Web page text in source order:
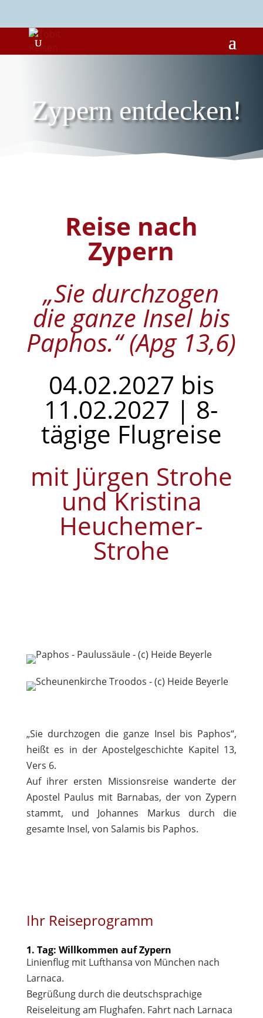
Zypern entdecken!
Reise nach
Zypern
„Sie durchzogen
die ganze Insel bis
Paphos.“ (Apg 13,6)
04.02.2027 bis
11.02.2027 | 8-
tägige Flugreise
mit Jürgen Strohe
und Kristina
Heuchemer-
Strohe
„Sie durchzogen die ganze Insel bis Paphos“,
heißt es in der Apostelgeschichte Kapitel 13,
Vers 6.
Auf ihrer ersten Missionsreise wanderte der
Apostel Paulus mit Barnabas, der von Zypern
stammt, und Johannes Markus durch die
gesamte Insel, von Salamis bis Paphos.
Ihr Reiseprogramm
1. Tag: Willkommen auf Zypern
Linienflug mit Lufthansa von München nach
Larnaca.
Begrüßung durch die deutschsprachige
Reiseleitung am Flughafen. Fahrt nach Larnaca